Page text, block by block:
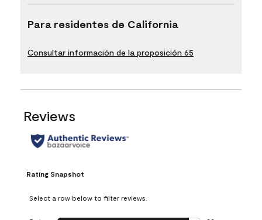
Para residentes de California
Consultar información de la proposición 65
Reviews
Rating Snapshot
Select a row below to filter reviews.